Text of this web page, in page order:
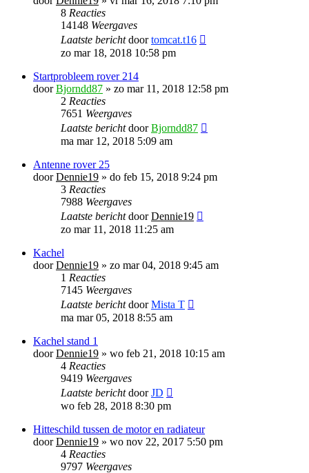
8 Reacties
14148 Weergaves
Laatste berichtdoortomcat.t16
zo mar 18, 2018 10:58 pm
Startprobleem rover 214
doorBjorndd87 » zo mar 11, 2018 12:58 pm
2 Reacties
7651 Weergaves
Laatste berichtdoorBjorndd87
ma mar 12, 2018 5:09 am
Antenne rover 25
doorDennie19 » do feb 15, 2018 9:24 pm
3 Reacties
7988 Weergaves
Laatste berichtdoorDennie19
zo mar 11, 2018 11:25 am
Kachel
doorDennie19 » zo mar 04, 2018 9:45 am
1 Reacties
7145 Weergaves
Laatste berichtdoorMista T
ma mar 05, 2018 8:55 am
Kachel stand 1
doorDennie19 » wo feb 21, 2018 10:15 am
4 Reacties
9419 Weergaves
Laatste berichtdoorJD
wo feb 28, 2018 8:30 pm
Hitteschild tussen de motor en radiateur
doorDennie19 » wo nov 22, 2017 5:50 pm
4 Reacties
9797 Weergaves